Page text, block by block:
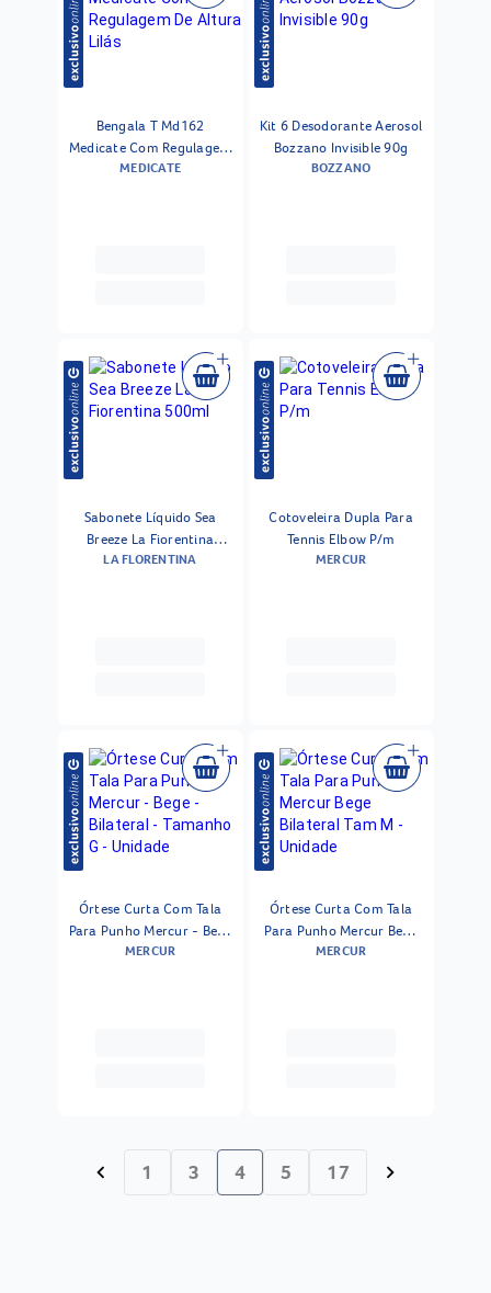
Bengala T Md162
Medicate Com Regulagem
De Altura Lilás
MEDICATE
Kit 6 Desodorante Aerosol
Bozzano Invisible 90g
BOZZANO
Sabonete Líquido Sea
Breeze La Fiorentina
500ml
LA FLORENTINA
Cotoveleira Dupla Para
Tennis Elbow P/m
MERCUR
Órtese Curta Com Tala
Para Punho Mercur - Bege
- Bilateral - Tamanho G -
MERCUR
Órtese Curta Com Tala
Para Punho Mercur Bege
Bilateral Tam M - Unidade
MERCUR
chevron_left 1 3 4 5 17 chevron_right